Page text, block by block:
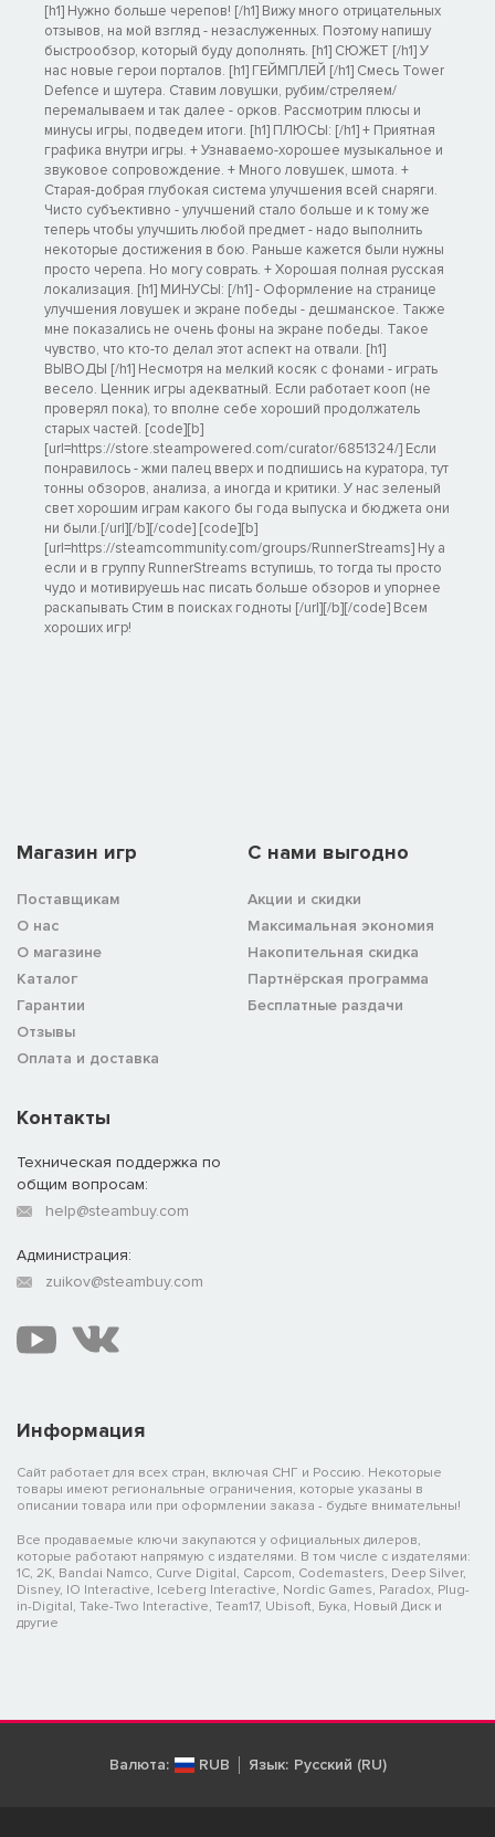
[h1] Нужно больше черепов! [/h1] Вижу много отрицательных
отзывов, на мой взгляд - незаслуженных. Поэтому напишу
быстрообзор, который буду дополнять. [h1] СЮЖЕТ [/h1] У
нас новые герои порталов. [h1] ГЕЙМПЛЕЙ [/h1] Смесь Tower
Defence и шутера. Ставим ловушки, рубим/стреляем/
перемалываем и так далее - орков. Рассмотрим плюсы и
минусы игры, подведем итоги. [h1] ПЛЮСЫ: [/h1] + Приятная
графика внутри игры. + Узнаваемо-хорошее музыкальное и
звуковое сопровождение. + Много ловушек, шмота. +
Старая-добрая глубокая система улучшения всей снаряги.
Чисто субъективно - улучшений стало больше и к тому же
теперь чтобы улучшить любой предмет - надо выполнить
некоторые достижения в бою. Раньше кажется были нужны
просто черепа. Но могу соврать. + Хорошая полная русская
локализация. [h1] МИНУСЫ: [/h1] - Оформление на странице
улучшения ловушек и экране победы - дешманское. Также
мне показались не очень фоны на экране победы. Такое
чувство, что кто-то делал этот аспект на отвали. [h1]
ВЫВОДЫ [/h1] Несмотря на мелкий косяк с фонами - играть
весело. Ценник игры адекватный. Если работает кооп (не
проверял пока), то вполне себе хороший продолжатель
старых частей. [code][b]
[url=https://store.steampowered.com/curator/6851324/] Если
понравилось - жми палец вверх и подпишись на куратора, тут
тонны обзоров, анализа, а иногда и критики. У нас зеленый
свет хорошим играм какого бы года выпуска и бюджета они
ни были.[/url][/b][/code] [code][b]
[url=https://steamcommunity.com/groups/RunnerStreams] Ну а
если и в группу RunnerStreams вступишь, то тогда ты просто
чудо и мотивируешь нас писать больше обзоров и упорнее
раскапывать Стим в поисках годноты [/url][/b][/code] Всем
хороших игр!
Магазин игр
Поставщикам
О нас
О магазине
Каталог
Гарантии
Отзывы
Оплата и доставка
C нами выгодно
Акции и скидки
Максимальная экономия
Накопительная скидка
Партнёрская программа
Бесплатные раздачи
Информация
Сайт работает для всех стран, включая СНГ и Россию. Некоторые
товары имеют региональные ограничения, которые указаны в
описании товара или при оформлении заказа - будьте внимательны!
Все продаваемые ключи закупаются у официальных дилеров,
которые работают напрямую с издателями. В том числе с издателями:
1C, 2K, Bandai Namco, Curve Digital, Capcom, Codemasters, Deep Silver,
Disney, IO Interactive, Iceberg Interactive, Nordic Games, Paradox, Plug-
in-Digital, Take-Two Interactive, Team17, Ubisoft, Бука, Новый Диск и
другие
Контакты
Техническая поддержка по
общим вопросам:
help@steambuy.com
Администрация:
zuikov@steambuy.com
Валюта: RUB Язык: Русский (RU)